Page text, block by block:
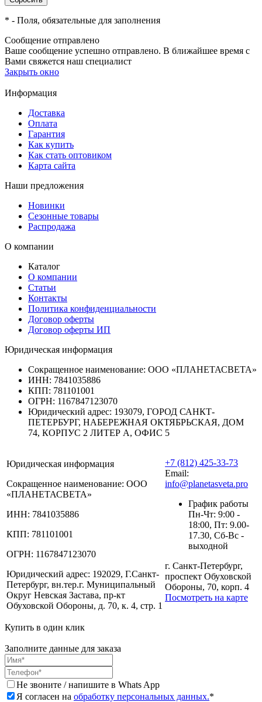
* - Поля, обязательные для заполнения
Сообщение отправлено
Ваше сообщение успешно отправлено. В ближайшее время с
Вами свяжется наш специалист
Закрыть окно
Информация
Доставка
Оплата
Гарантия
Как купить
Как стать оптовиком
Карта сайта
Наши предложения
Новинки
Сезонные товары
Распродажа
О компании
Каталог
О компании
Статьи
Контакты
Политика конфиденциальности
Договор оферты
Договор оферты ИП
Юридическая информация
Сокращенное наименование: ООО «ПЛАНЕТАСВЕТА»
ИНН: 7841035886
КПП: 781101001
ОГРН: 1167847123070
Юридический адрес: 193079, ГОРОД САНКТ-
ПЕТЕРБУРГ, НАБЕРЕЖНАЯ ОКТЯБРЬСКАЯ, ДОМ
74, КОРПУС 2 ЛИТЕР А, ОФИС 5
Юридическая информация
Сокращенное наименование: ООО
«ПЛАНЕТАСВЕТА»
ИНН: 7841035886
КПП: 781101001
ОГРН: 1167847123070
Юридический адрес: 192029, Г.Санкт-
Петербург, вн.тер.г. Муниципальный
Округ Невская Застава, пр-кт
Обуховской Обороны, д. 70, к. 4, стр. 1
+7 (812) 425-33-73
Email:
info@planetasveta.pro
График работы
Пн-Чт: 9:00 -
18:00, Пт: 9.00-
17.30, Сб-Вс -
выходной
г. Санкт-Петербург,
проспект Обуховской
Обороны, 70, корп. 4
Посмотреть на карте
Купить в один клик
Заполните данные для заказа
Не звоните / напишите в Whats App
Я согласен на обработку персональных данных.*